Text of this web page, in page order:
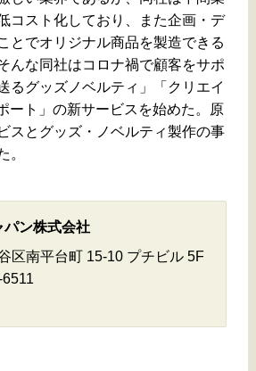
コスト化しており、また企画・デ
とでオリジナル商品を製造できる
んな同社はコロナ禍で顧客をサポ
るグッズノベルティ」「クリエイ
ート」の新サービスを始めた。原
スとグッズ・ノベルティ製作の事
。
パン株式会社
区南平台町 15-10 プチビル 5F